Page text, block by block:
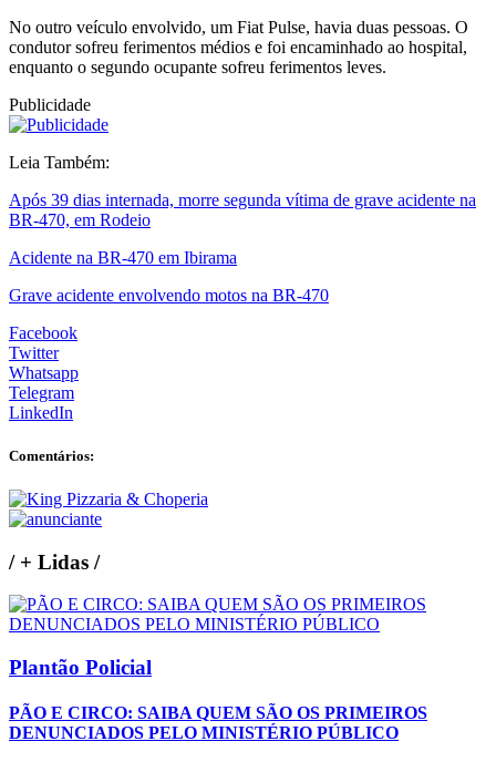
No outro veículo envolvido, um Fiat Pulse, havia duas pessoas. O
condutor sofreu ferimentos médios e foi encaminhado ao hospital,
enquanto o segundo ocupante sofreu ferimentos leves.
Publicidade
Leia Também:
Após 39 dias internada, morre segunda vítima de grave acidente na
BR-470, em Rodeio
Acidente na BR-470 em Ibirama
Grave acidente envolvendo motos na BR-470
Facebook
Twitter
Whatsapp
Telegram
LinkedIn
Comentários:
/+ Lidas /
Plantão Policial
PÃO E CIRCO: SAIBA QUEM SÃO OS PRIMEIROS
DENUNCIADOS PELO MINISTÉRIO PÚBLICO